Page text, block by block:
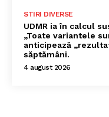
STIRI DIVERSE
UDMR ia în calcul
„Toate variantele
anticipează
săptămâni.
4 august 2026